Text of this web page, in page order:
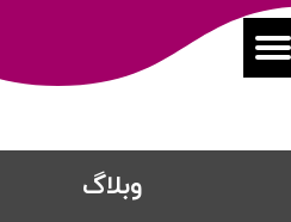
​​وبلاگ